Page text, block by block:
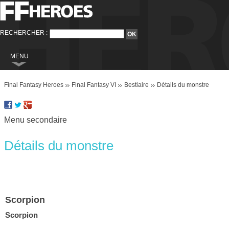
RECHERCHER :
MENU
Final Fantasy VIII
Final Fantasy X
Final Fantasy XIII
Final Fantasy XIII-2
Final Fantasy Heroes Final Fantasy VI Bestiaire Détails du monstre
Menu secondaire
Détails du monstre
Scorpion
Scorpion